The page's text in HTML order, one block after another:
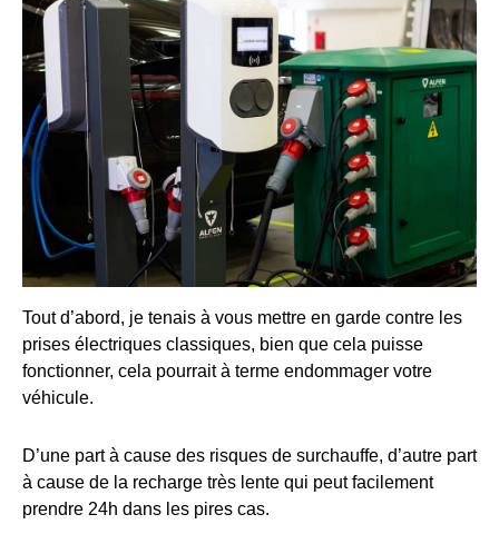
Tout d’abord, je tenais à vous mettre en garde contre les
prises électriques classiques, bien que cela puisse
fonctionner, cela pourrait à terme endommager votre
véhicule.
D’une part à cause des risques de surchauffe, d’autre part
à cause de la recharge très lente qui peut facilement
prendre 24h dans les pires cas.